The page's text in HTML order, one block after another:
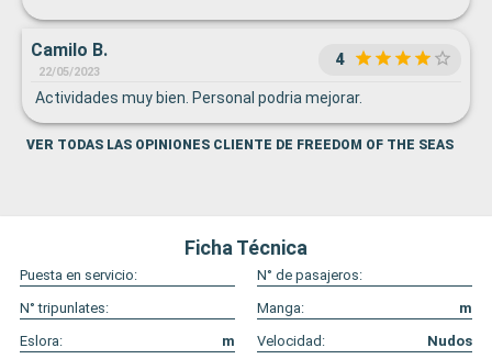
Camilo B.
22/05/2023
4
Actividades muy bien. Personal podria mejorar.
VER TODAS LAS OPINIONES CLIENTE DE FREEDOM OF THE SEAS
Ficha Técnica
Puesta en servicio:
N° de pasajeros:
N° tripunlates:
Manga:
m
Eslora:
m Velocidad: Nudos